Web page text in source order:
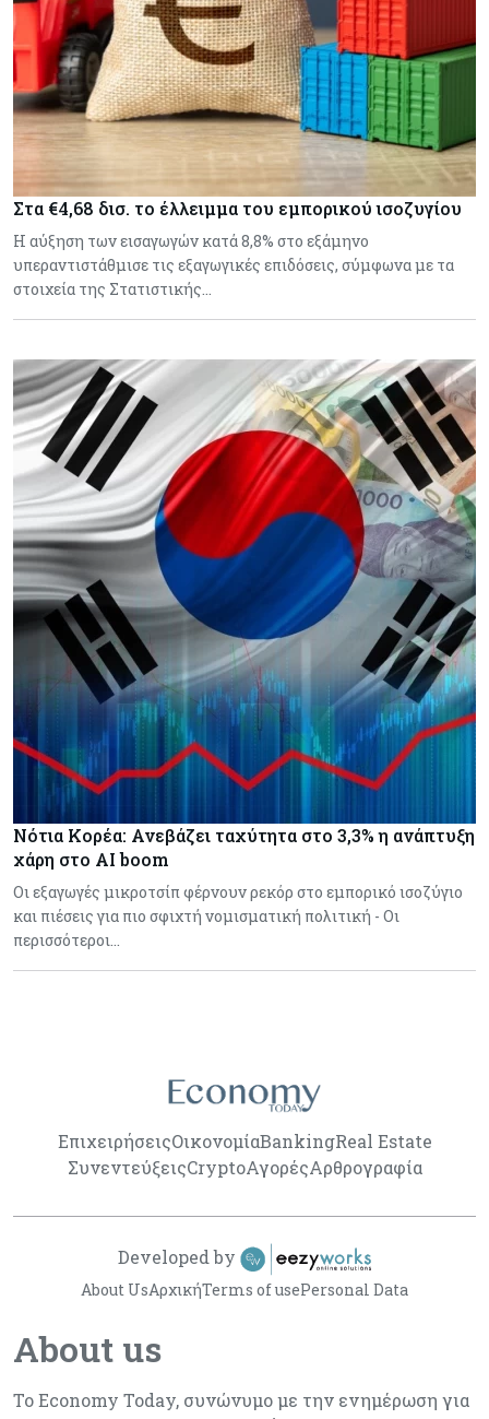
Στα €4,68 δισ. το έλλειμμα του εμπορικού ισοζυγίου
Η αύξηση των εισαγωγών κατά 8,8% στο εξάμηνο
υπεραντιστάθμισε τις εξαγωγικές επιδόσεις, σύμφωνα με τα
στοιχεία της Στατιστικής…
Νότια Κορέα: Ανεβάζει ταχύτητα στο 3,3% η ανάπτυξη
χάρη στο AI boom
Οι εξαγωγές μικροτσίπ φέρνουν ρεκόρ στο εμπορικό ισοζύγιο
και πιέσεις για πιο σφιχτή νομισματική πολιτική - Οι
περισσότεροι…
ΕπιχειρήσειςΟικονομίαBankingReal Estate
ΣυνεντεύξειςCryptoΑγορέςΑρθρογραφία
About us
Το Economy Today, συνώνυμο με την ενημέρωση για
About UsΑρχικήTerms of usePersonal Data
Developed by